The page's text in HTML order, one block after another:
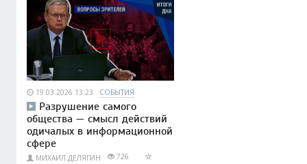
19.03.2026 13:23 СОБЫТИЯ
Разрушение самого
общества — смысл действий
одичалых в информационной
сфере
МИХАИЛ ДЕЛЯГИН 726